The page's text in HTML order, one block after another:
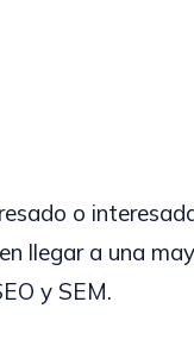
o
llegar a una
y SEM.